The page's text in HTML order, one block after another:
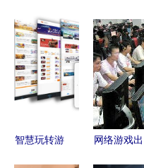
检测认证申
请与网络技
术服务融合
路径探析
力，织就网
络服务新图
景
智慧玩转游
网络游戏出